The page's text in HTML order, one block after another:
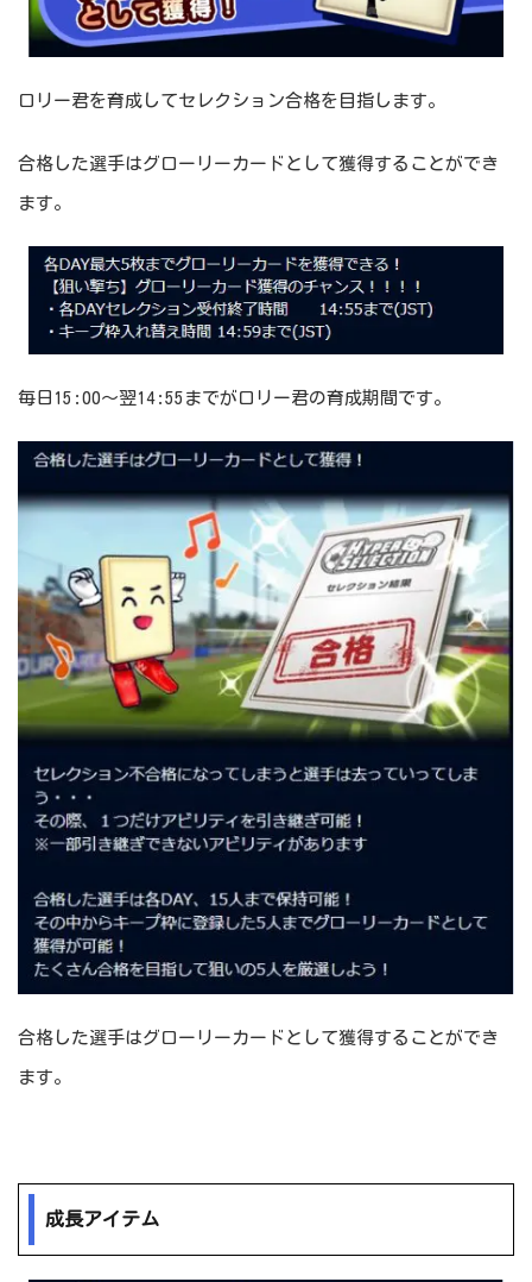
ロリー君を育成してセレクション合格を目指します。
合格した選手はグローリーカードとして獲得することができ
ます。
毎日15:00～翌14:55までがロリー君の育成期間です。
合格した選手はグローリーカードとして獲得することができ
ます。
成長アイテム